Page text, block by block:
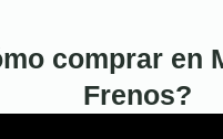
comprar en
Frenos?